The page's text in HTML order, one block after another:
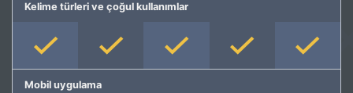
Kelime türleri ve çoğul kullanımlar
Mobil uygulama